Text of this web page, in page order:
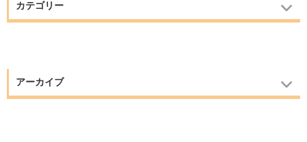
カテゴリー
アーカイブ